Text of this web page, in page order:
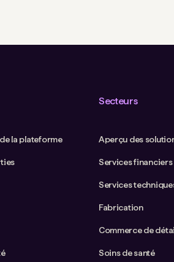
la plateforme
Secteurs
Aperçu des
Services financiers
Services
Fabrication
Commerce de
Soins de santé